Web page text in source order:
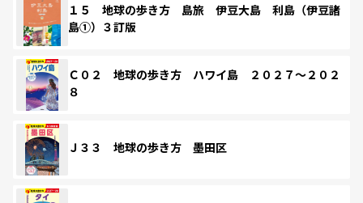
１５ 地球の歩き方 島旅 伊豆大島 利島（伊豆諸
島①）３訂版
Ｃ０２ 地球の歩き方 ハワイ島 ２０２７～２０２
８
Ｊ３３ 地球の歩き方 墨田区